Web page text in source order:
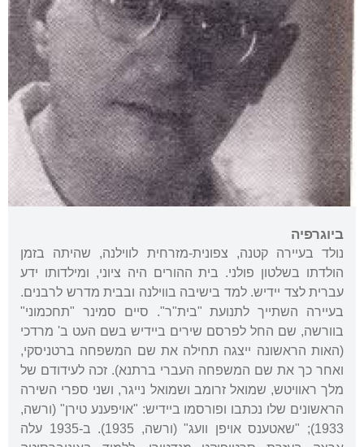
ביוגרפיה
נולד בעיירה קטנה, צפונית-מזרחית לווילנה, שהיתה בזמן
הולדתו בשלטון פולני. בית ההורים היה ציוני, ומילדותו ידע
עברית לצד יידיש. למד בישיבה בווילנה ובבית מדרש לרבנים.
בעיירה השתייך לתנועת "בית"ר". סיים סמינר "תחכמוני"
בוורשה, שם החל לפרסם שירים ביידיש בשם העט ב' מרדכי
(האות הראשונה ייצגה תחילה את שם המשפחה ברטניסקי,
ואחר כך את שם המשפחה העברי ברתנא). זכה לעידודם של
מלך ראוויטש, שמואל זרומב ושמואל נייגר, ושני ספרי השירה
הראשונים שלו נכתבו ופורסמו ביידיש: "אויפענע טירן" (ורשה,
1933); "שאטענס אויפן וועג" (ורשה, 1935). ב-1935 עלה